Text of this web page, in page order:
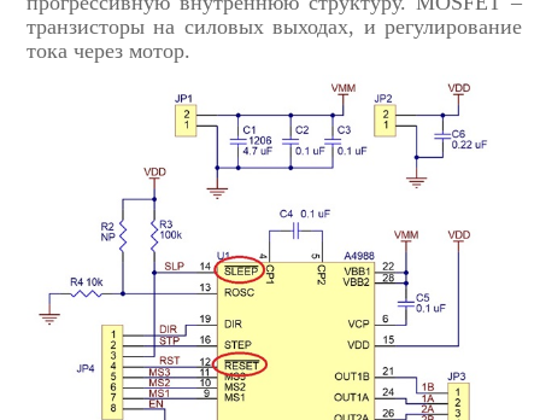
транзисторы на силовых выходах, и регулирование
тока через мотор.